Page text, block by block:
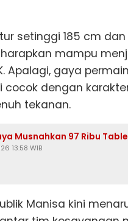
setinggi 185 cm
mampu
Apalagi, gaya
cocok dengan
tekanan.
Musnahkan 97 Ribu
13:58 WIB
Manisa kini